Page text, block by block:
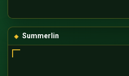
Summerlin